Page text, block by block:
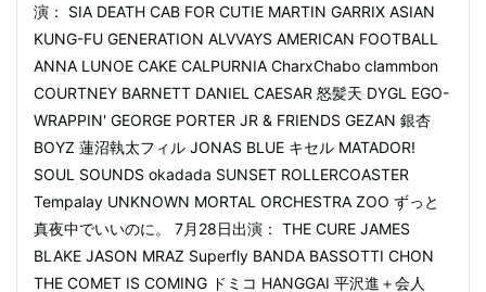
演： SIA DEATH CAB FOR CUTIE MARTIN GARRIX ASIAN
KUNG-FU GENERATION ALVVAYS AMERICAN FOOTBALL
ANNA LUNOE CAKE CALPURNIA CharxChabo clammbon
COURTNEY BARNETT DANIEL CAESAR 怒髪天 DYGL EGO-
WRAPPIN' GEORGE PORTER JR & FRIENDS GEZAN 銀杏
BOYZ 蓮沼執太フィル JONAS BLUE キセル MATADOR!
SOUL SOUNDS okadada SUNSET ROLLERCOASTER
Tempalay UNKNOWN MORTAL ORCHESTRA ZOO ずっと
真夜中でいいのに。 7月28日出演： THE CURE JAMES
BLAKE JASON MRAZ Superfly BANDA BASSOTTI CHON
THE COMET IS COMING ドミコ HANGGAI 平沢進＋会人